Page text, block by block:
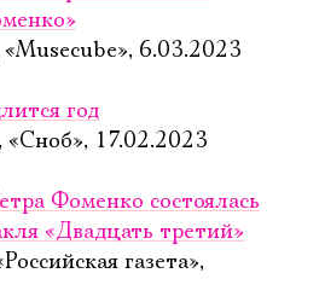
6.03.2023
год
«Сноб», 17.02.2023
Фоменко состоялась
«Двадцать третий»
газета»,